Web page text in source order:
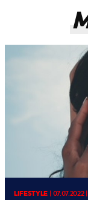
LIFESTYLE| 07.07.2022